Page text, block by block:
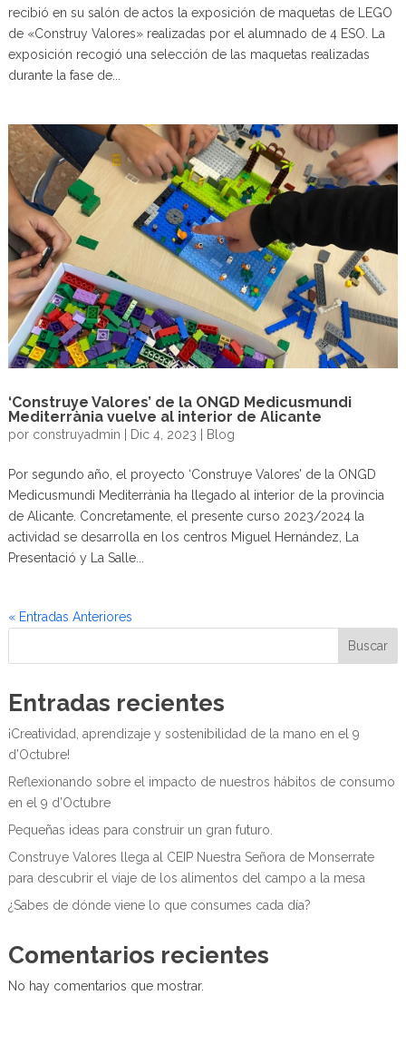
recibió en su salón de actos la exposición de maquetas de LEGO
de «Construy Valores» realizadas por el alumnado de 4 ESO. La
exposición recogió una selección de las maquetas realizadas
durante la fase de...
‘Construye Valores’ de la ONGD Medicusmundi
Mediterrània vuelve al interior de Alicante
por construyadmin Dic 4, 2023 Blog
Por segundo año, el proyecto ‘Construye Valores’ de la ONGD
Medicusmundi Mediterrània ha llegado al interior de la provincia
de Alicante. Concretamente, el presente curso 2023/2024 la
actividad se desarrolla en los centros Miguel Hernández, La
Presentació y La Salle...
« Entradas Anteriores
Buscar
Entradas recientes
¡Creatividad, aprendizaje y sostenibilidad de la mano en el 9
d’Octubre!
Reflexionando sobre el impacto de nuestros hábitos de consumo
en el 9 d’Octubre
Pequeñas ideas para construir un gran futuro.
Construye Valores llega al CEIP Nuestra Señora de Monserrate
para descubrir el viaje de los alimentos del campo a la mesa
¿Sabes de dónde viene lo que consumes cada día?
Comentarios recientes
No hay comentarios que mostrar.